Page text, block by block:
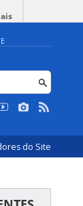
do Site